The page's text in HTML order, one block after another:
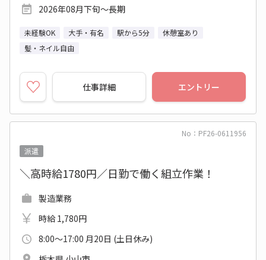
2026年08月下旬～長期
未経験OK 大手・有名 駅から5分
休憩室あり
髪・ネイル自由
仕事詳細 エントリー
No：PF26-0611956
派遣
＼高時給1780円／日勤で働く組立作業！
製造業務
時給 1,780円
8:00～17:00 月20日 (土日休み)